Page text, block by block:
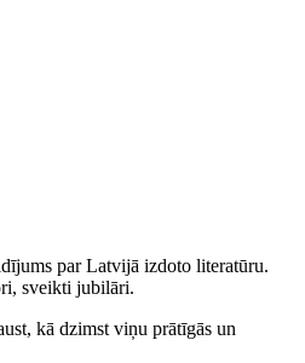
par Latvijā izdoto literatūru.
sveikti jubilāri.
kā dzimst viņu prātīgās un